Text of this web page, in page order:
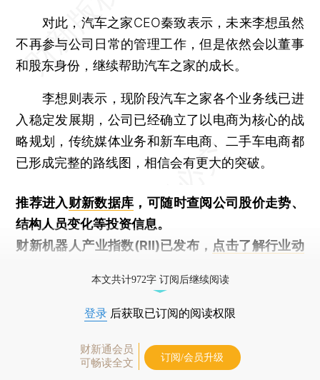
对此，汽车之家CEO秦致表示，未来李想虽然
不再参与公司日常的管理工作，但是依然会以董事
和股东身份，继续帮助汽车之家的成长。
李想则表示，现阶段汽车之家各个业务线已进
入稳定发展期，公司已经确立了以电商为核心的战
略规划，传统媒体业务和新车电商、二手车电商都
已形成完整的路线图，相信会有更大的突破。
推荐进入财新数据库 ，可随时查阅公司股价走势、
结构人员变化等投资信息。
财新机器人产业指数(RII)已发布， 点击了解行业动
本文共计972字 订阅后继续阅读
登录 后获取已订阅的阅读权限
财新通会员
可畅读全文
订阅/会员升级